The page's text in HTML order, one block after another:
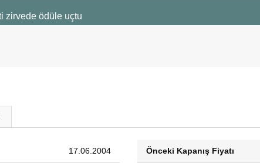
zirvede ödüle uçtu
17.06.2004 Önceki Kapanış Fiyatı